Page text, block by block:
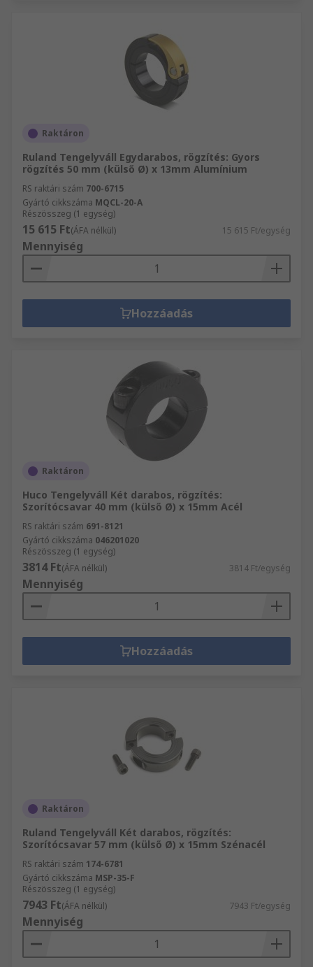
Raktáron
Ruland Tengelyváll Egydarabos, rögzítés: Gyors
rögzítés 50 mm (külső Ø) x 13mm Alumínium
RS raktári szám 700-6715
Gyártó cikkszáma MQCL-20-A
Részösszeg (1 egység)
15 615 Ft(ÁFA nélkül) 15 615 Ft/egység
Mennyiség
Hozzáadás
Raktáron
Huco Tengelyváll Két darabos, rögzítés:
Szorítócsavar 40 mm (külső Ø) x 15mm Acél
RS raktári szám 691-8121
Gyártó cikkszáma 046201020
Részösszeg (1 egység)
3814 Ft(ÁFA nélkül) 3814 Ft/egység
Mennyiség
Hozzáadás
Raktáron
Ruland Tengelyváll Két darabos, rögzítés:
Szorítócsavar 57 mm (külső Ø) x 15mm Szénacél
RS raktári szám 174-6781
Gyártó cikkszáma MSP-35-F
Részösszeg (1 egység)
7943 Ft(ÁFA nélkül) 7943 Ft/egység
Mennyiség